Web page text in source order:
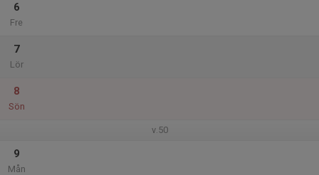
6
Fre
7
Lör
8
Sön
v.50
9
Mån